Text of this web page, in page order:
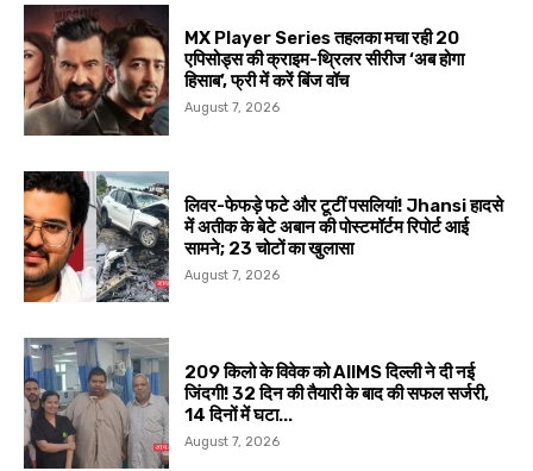
MX Player Series तहलका मचा रही 20
एपिसोड्स की क्राइम-थ्रिलर सीरीज ‘अब होगा
हिसाब’, फ्री में करें बिंज वॉच
August 7, 2026
लिवर-फेफड़े फटे और टूटीं पसलियां! Jhansi हादसे
में अतीक के बेटे अबान की पोस्टमॉर्टम रिपोर्ट आई
सामने; 23 चोटों का खुलासा
August 7, 2026
209 किलो के विवेक को AIIMS दिल्ली ने दी नई
जिंदगी! 32 दिन की तैयारी के बाद की सफल सर्जरी,
14 दिनों में घटा...
August 7, 2026